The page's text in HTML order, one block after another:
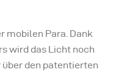
mobilen Para. Dank
wird das Licht noch
den patentierten